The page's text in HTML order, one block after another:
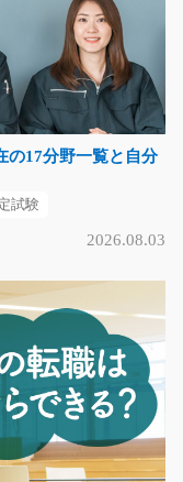
ドシーツやまく
ォークリフトを
の17分野一覧と自分
試験
2026.08.03